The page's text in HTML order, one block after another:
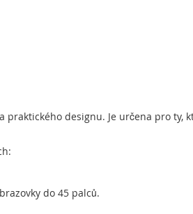
designu. Je určena pro ty,
do 45 palců.